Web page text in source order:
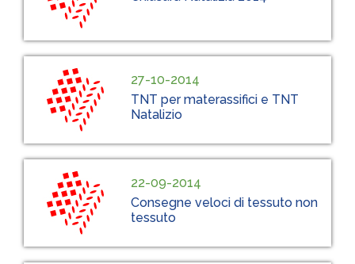
27-10-2014
TNT per materassifici e TNT
Natalizio
22-09-2014
Consegne veloci di tessuto non
tessuto